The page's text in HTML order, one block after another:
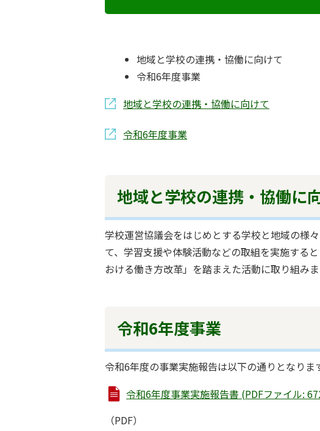
地域と学校の連携・協働に向けて
令和6年度事業
地域と学校の連携・協働に向けて
令和6年度事業
地域と学校の連携・協働に
学校運営協議会をはじめとする学校と地域の様
て、学習支援や体験活動などの取組を実施する
おける働き方改革」を踏まえた活動に取り組みま
令和6年度事業
令和6年度の事業実施報告は以下の通りとなりま
令和6年度事業実施報告書 (PDFファイル:
（PDF）